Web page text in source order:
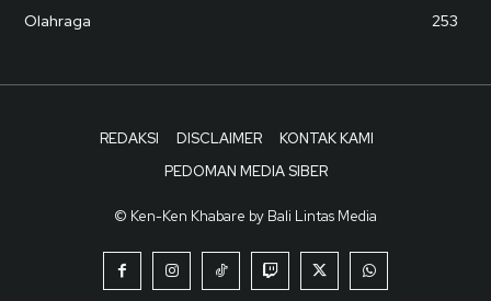
Olahraga
253
REDAKSI DISCLAIMER
KONTAK KAMI
PEDOMAN MEDIA SIBER
© Ken-Ken Khabare by Bali Lintas Media